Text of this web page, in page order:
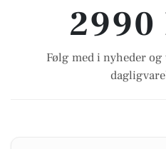
2990
Følg med i nyheder